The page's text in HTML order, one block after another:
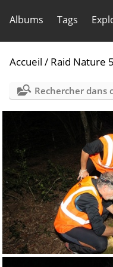
Albums Tags
Accueil / Raid Nature
Rechercher dans